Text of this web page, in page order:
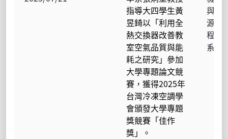
指導大四學生黃
昱錡以「利用全
熱交換器改善教
室空氣品質與能
耗之研究」參加
大學專題論文競
賽，獲得2025年
台灣冷凍空調學
會頒發大學專題
獎競賽「佳作
獎」。
與能
源工
程學
系